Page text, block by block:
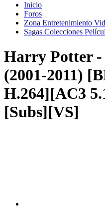
Inicio
Foros
Zona Entretenimiento
Sagas Colecciones
Harry Potter -
(2001-2011)
H.264][AC3
[Subs][VS]